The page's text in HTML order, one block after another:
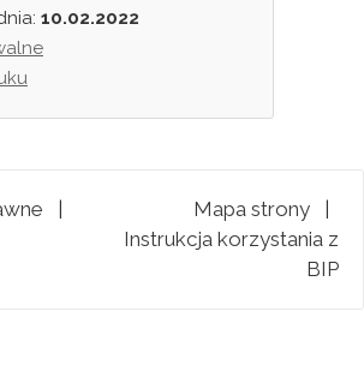
10.02.2022
| Mapa strony |
Instrukcja korzystania z
BIP